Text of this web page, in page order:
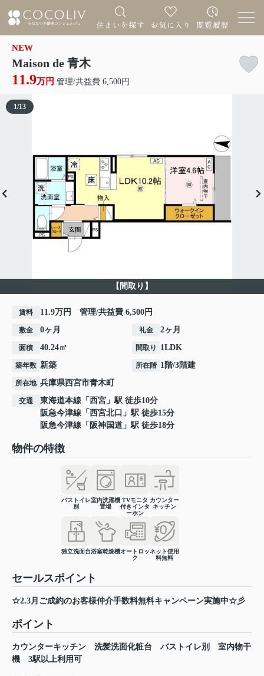
NEW
Maison de 青木
11.9万円 管理/共益費 6,500円
【間取り】
1/13
賃料 11.9万円 管理/共益費 6,500円
敷金 0ヶ月 礼金 2ヶ月
面積 40.24㎡ 間取り 1LDK
築年数 新築 所在階 1階/3階建
所在地 兵庫県西宮市青木町
交通 東海道本線 「 西宮 」駅 徒歩10分
阪急今津線 「 西宮北口 」駅 徒歩15分
阪急今津線 「 阪神国道 」駅 徒歩18分
物件の特徴
バストイレ
別
室内洗濯機
置場
TVモニタ
付きインタ
ーホン
カウンター
キッチン
独立洗面台浴室乾燥機オートロッ
ク
ネット使用
料無料
セールスポイント
☆2.3月ご成約のお客様仲介手数料無料キャンペーン実施中☆彡
ポイント
カウンターキッチン 洗髪洗面化粧台 バストイレ別
室内物干
機
3駅以上利用可